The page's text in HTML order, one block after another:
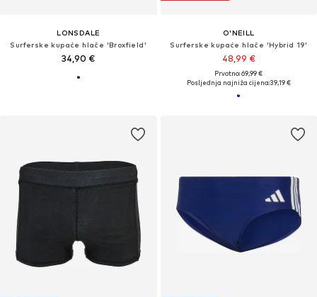
LONSDALE
Surferske kupaće hlače 'Broxfield'
34,90 €
O'NEILL
Surferske kupaće hlače 'Hybrid 19'
48,99 €
Prvotno: 69,99 €
Posljednja najniža cijena:39,19 €